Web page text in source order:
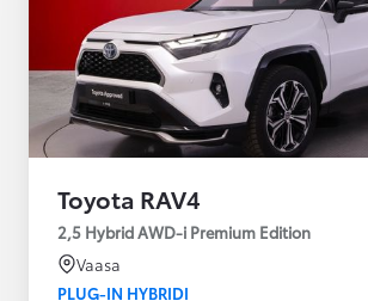
Toyota RAV4
2,5 Hybrid AWD-i Premium Edition
Vaasa
PLUG-IN HYBRIDI